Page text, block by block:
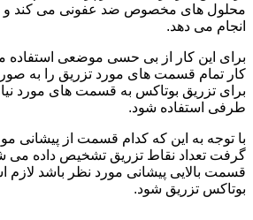
محلول های مخصوص ضد عفونی می کند و
انجام می دهد.
برای این کار از بی حسی موضعی استفاده
کار تمام قسمت های مورد تزریق را به
برای تزریق بوتاکس به قسمت های مورد
طرفی استفاده شود.
با توجه به این که کدام قسمت از پیشانی
گرفت تعداد نقاط تزریق تشخیص داده می
قسمت بالایی پیشانی مورد نظر باشد لازم
بوتاکس تزریق شود.